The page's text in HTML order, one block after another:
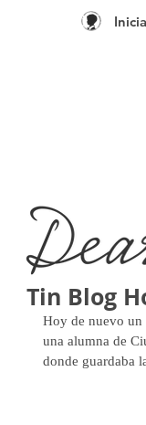
Tin Blog
Hoy de nuevo un
una alumna de
donde guardaba